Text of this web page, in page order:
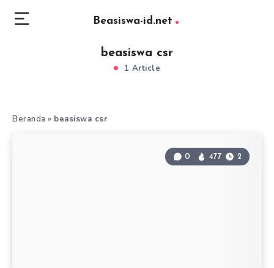
Beasiswa-id.net
beasiswa csr
1 Article
Beranda » beasiswa csr
0 477 2